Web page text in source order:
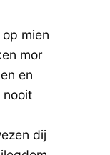
mien
mor
en
nooit
dij